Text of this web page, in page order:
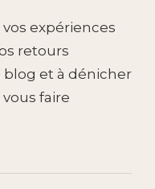
expériences
retours
blog et à dénicher
faire